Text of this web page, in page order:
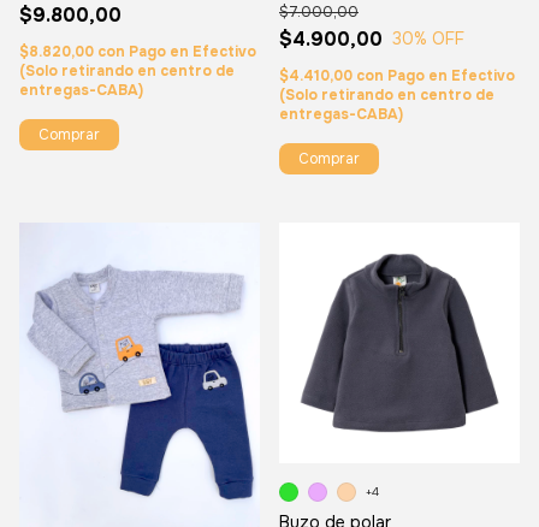
$9.800,00
$8.820,00 con Pago en Efectivo
(Solo retirando en centro de
entregas-CABA)
Comprar
$4.900,00
$7.000,00
30% OFF
$4.410,00 con Pago en Efectivo
(Solo retirando en centro de
entregas-CABA)
Comprar
Buzo de polar
+4